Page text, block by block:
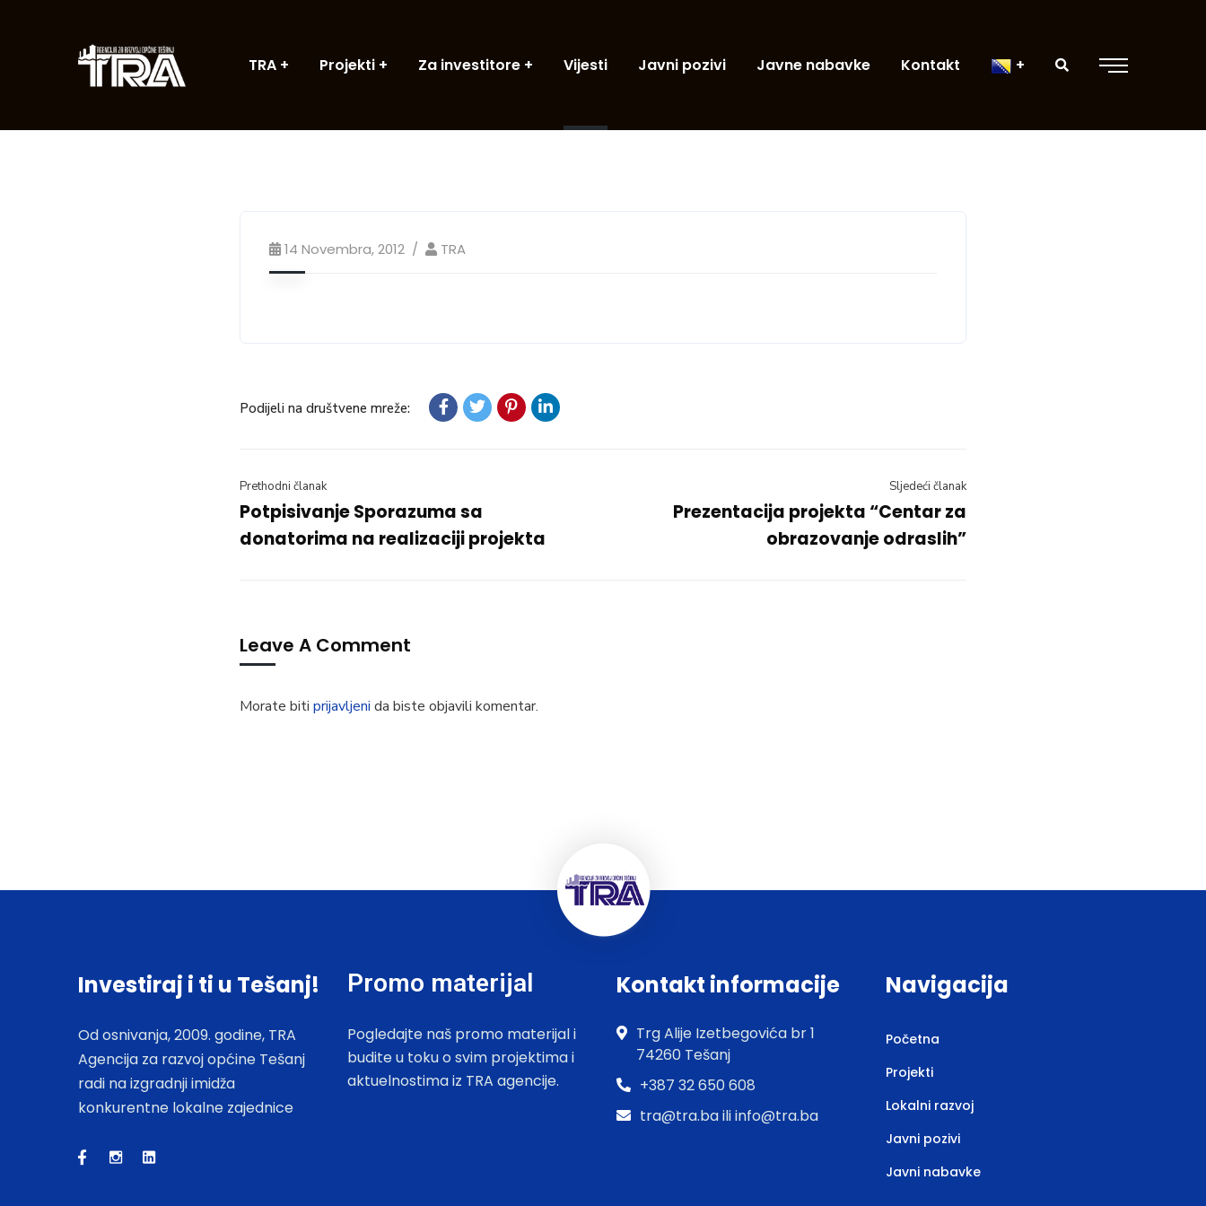
TRA Projekti Za investitore Vijesti Javni pozivi Javne nabavke Kontakt
14 Novembra, 2012 TRA
Podijeli na društvene mreže:
Prethodni članak
Potpisivanje Sporazuma sa
donatorima na realizaciji projekta
Sljedeći članak
Prezentacija projekta “Centar za
obrazovanje odraslih”
Leave A Comment
Morate biti prijavljeni da biste objavili komentar.
Investiraj i ti u Tešanj!
Od osnivanja, 2009. godine, TRA
Agencija za razvoj općine Tešanj
radi na izgradnji imidža
konkurentne lokalne zajednice
Promo materijal
Pogledajte naš promo materijal i
budite u toku o svim projektima i
aktuelnostima iz TRA agencije.
Kontakt informacije
Trg Alije Izetbegovića br 1
74260 Tešanj
+387 32 650 608
tra@tra.ba ili info@tra.ba
Navigacija
Početna
Projekti
Lokalni razvoj
Javni pozivi
Javni nabavke